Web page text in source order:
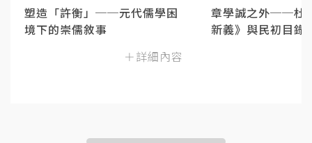
塑造「許衡」──元代儒學困
境下的崇儒敘事
＋詳細內容
章學誠之外──杜
新義》與民初目錄